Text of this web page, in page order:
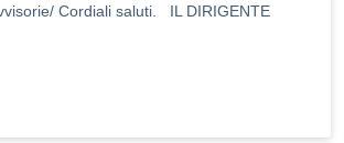
Cordiali saluti. IL DIRIGENTE